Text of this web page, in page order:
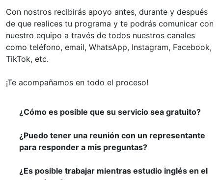
Con nostros recibirás apoyo antes, durante y después
de que realices tu programa y te podrás comunicar con
nuestro equipo a través de todos nuestros canales
como teléfono, email, WhatsApp, Instagram, Facebook,
TikTok, etc.
¡Te acompañamos en todo el proceso!
¿Cómo es posible que su servicio sea gratuito?
¿Puedo tener una reunión con un representante
para responder a mis preguntas?
¿Es posible trabajar mientras estudio inglés en el